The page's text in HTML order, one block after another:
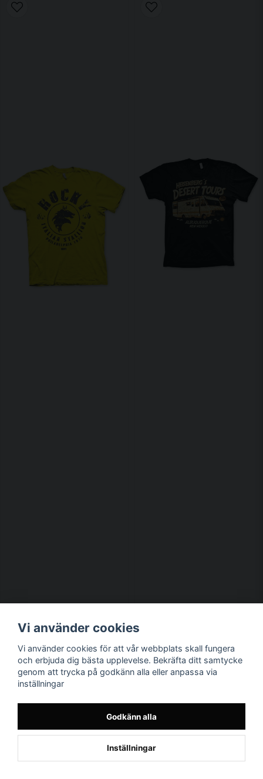
Vi använder cookies
Vi använder cookies för att vår webbplats skall fungera
och erbjuda dig bästa upplevelse. Bekräfta ditt samtycke
genom att trycka på godkänn alla eller anpassa via
inställningar
Godkänn alla
Inställningar